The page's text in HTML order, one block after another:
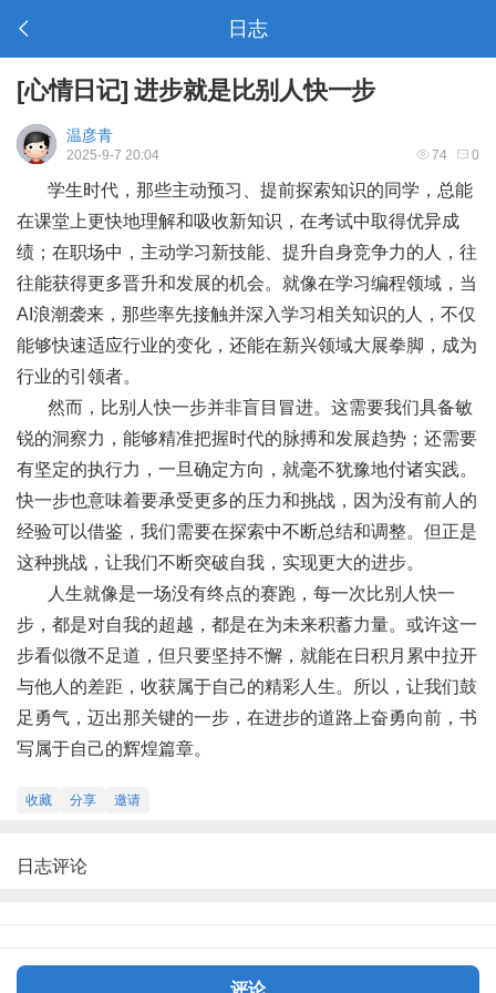
日志
[心情日记] 进步就是比别人快一步
温彦青
74 0
2025-9-7 20:04
学生时代，那些主动预习、提前探索知识的同学，总能
在课堂上更快地理解和吸收新知识，在考试中取得优异成
绩；在职场中，主动学习新技能、提升自身竞争力的人，往
往能获得更多晋升和发展的机会。就像在学习编程领域，当
AI浪潮袭来，那些率先接触并深入学习相关知识的人，不仅
能够快速适应行业的变化，还能在新兴领域大展拳脚，成为
行业的引领者。
然而，比别人快一步并非盲目冒进。这需要我们具备敏
锐的洞察力，能够精准把握时代的脉搏和发展趋势；还需要
有坚定的执行力，一旦确定方向，就毫不犹豫地付诸实践。
快一步也意味着要承受更多的压力和挑战，因为没有前人的
经验可以借鉴，我们需要在探索中不断总结和调整。但正是
这种挑战，让我们不断突破自我，实现更大的进步。
人生就像是一场没有终点的赛跑，每一次比别人快一
步，都是对自我的超越，都是在为未来积蓄力量。或许这一
步看似微不足道，但只要坚持不懈，就能在日积月累中拉开
与他人的差距，收获属于自己的精彩人生。所以，让我们鼓
足勇气，迈出那关键的一步，在进步的道路上奋勇向前，书
写属于自己的辉煌篇章。
收藏 分享 邀请
日志评论
评论